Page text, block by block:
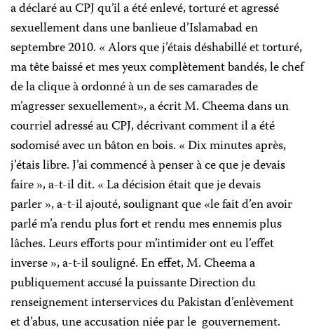
a déclaré au CPJ qu’il a été enlevé, torturé et agressé
sexuellement dans une banlieue d’Islamabad en
septembre 2010. « Alors que j’étais déshabillé et torturé,
ma tête baissé et mes yeux complètement bandés, le chef
de la clique à ordonné à un de ses camarades de
m’agresser sexuellement», a écrit M. Cheema dans un
courriel adressé au CPJ, décrivant comment il a été
sodomisé avec un bâton en bois. « Dix minutes après,
j’étais libre. J’ai commencé à penser à ce que je devais
faire », a-t-il dit. « La décision était que je devais
parler », a-t-il ajouté, soulignant que «le fait d’en avoir
parlé m’a rendu plus fort et rendu mes ennemis plus
lâches. Leurs efforts pour m’intimider ont eu l’effet
inverse », a-t-il souligné. En effet, M. Cheema a
publiquement accusé la puissante Direction du
renseignement interservices du Pakistan d’enlèvement
et d’abus, une accusation niée par le gouvernement.